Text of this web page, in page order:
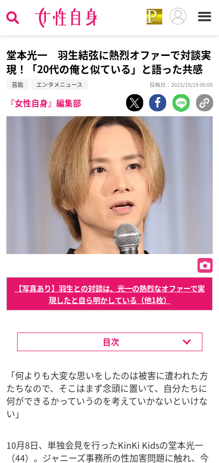
堂本光一 羽生結弦に熱烈オファーで対談実
現！「20代の俺と似ている」と語った共感
芸能 エンタメニュース 投稿日：2023/10/19 06:00
『女性自身』編集部
【写真あり】羽生との対談は、光一の熱烈なオファーで実
現したと自ら明かしている（他1枚）
目次
「何よりも大変な思いをしたのは被害に遭われた方
たちなので、そこはまず念頭に置いて、自分たちに
何ができるかっていうのを考えていかないといけな
い」
10月8日、単独会見を行ったKinKi Kidsの堂本光一
（44）。ジャニーズ事務所の性加害問題に触れ、今